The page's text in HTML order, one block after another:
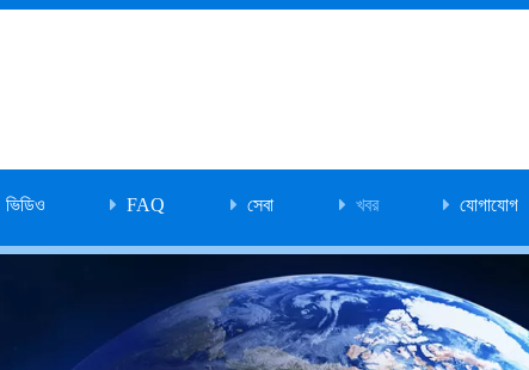
ভিডিও FAQ সেবা খবর যোগাযোগ